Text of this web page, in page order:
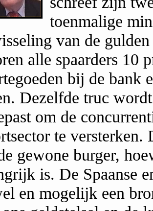
toenmalige
van de
alle spaarders 10
bij de bank
Dezelfde truc
om de
te
gewone burger,
is. De Spaanse
en mogelijk een